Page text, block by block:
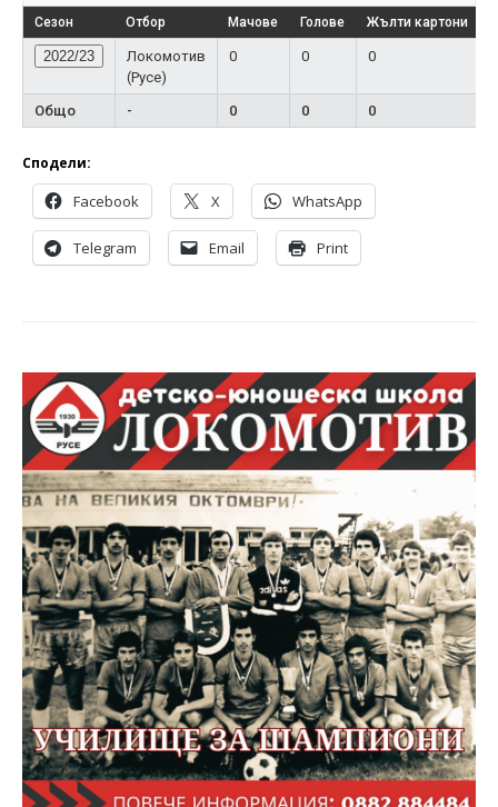
Сезон Отбор Мачове Голове Жълти картони
2022/23
Локомотив
(Русе)
0 0 0
Общо - 0 0 0
Сподели:
Facebook X WhatsApp
Telegram Email Print